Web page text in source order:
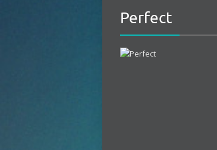
Perfect